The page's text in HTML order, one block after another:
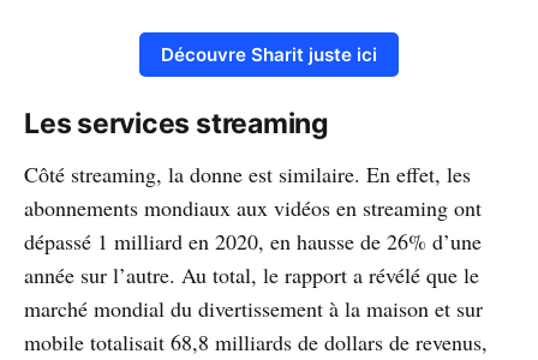
Découvre Sharit juste ici
Les services streaming
Côté streaming, la donne est similaire. En effet, les
abonnements mondiaux aux vidéos en streaming ont
dépassé 1 milliard en 2020, en hausse de 26% d’une
année sur l’autre. Au total, le rapport a révélé que le
marché mondial du divertissement à la maison et sur
mobile totalisait 68,8 milliards de dollars de revenus,